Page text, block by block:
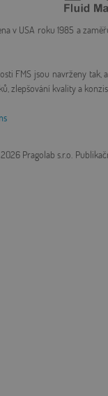
v USA roku 1985 a
FMS jsou navrženy
zlepšování kvality a
Pragolab s.r.o.